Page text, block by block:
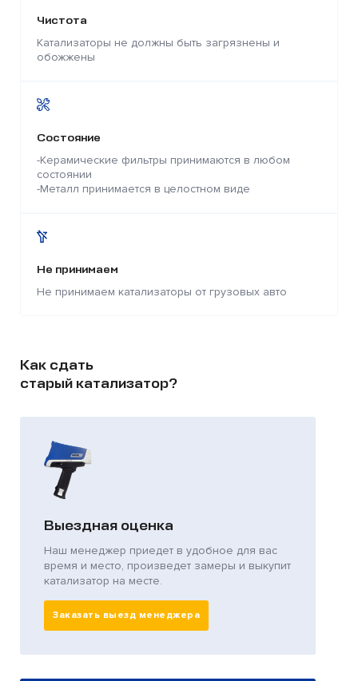
Чистота
Катализаторы не должны быть загрязнены и
обожжены
Состояние
-Керамические фильтры принимаются в любом
состоянии
-Металл принимается в целостном виде
Не принимаем
Не принимаем катализаторы от грузовых авто
Как сдать
старый катализатор?
Выездная оценка
Наш менеджер приедет в удобное для вас
время и место, произведет замеры и выкупит
катализатор на месте.
Заказать выезд менеджера